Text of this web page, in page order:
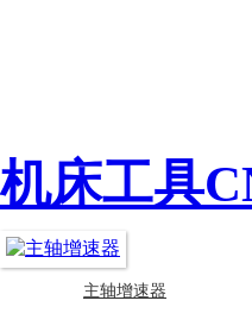
机床工具
主轴增速器